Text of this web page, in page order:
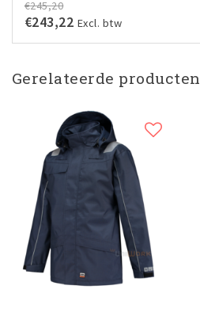
€245,20
€243,22 Excl. btw
Gerelateerde producten